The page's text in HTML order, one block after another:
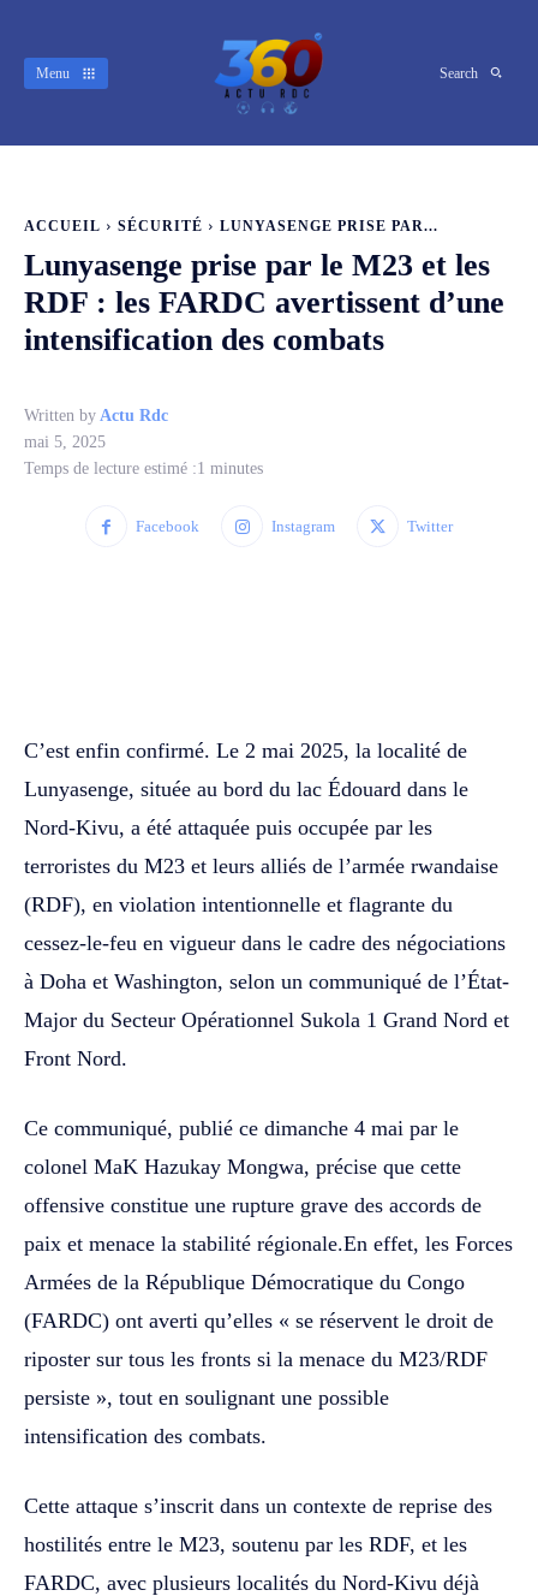
Menu Search
ACCUEIL SÉCURITÉ LUNYASENGE PRISE PAR...
Lunyasenge prise par le M23 et les
RDF : les FARDC avertissent d’une
intensification des combats
Written by Actu Rdc
mai 5, 2025
Temps de lecture estimé :1 minutes
Facebook Instagram Twitter
C’est enfin confirmé. Le 2 mai 2025, la localité de
Lunyasenge, située au bord du lac Édouard dans le
Nord-Kivu, a été attaquée puis occupée par les
terroristes du M23 et leurs alliés de l’armée rwandaise
(RDF), en violation intentionnelle et flagrante du
cessez-le-feu en vigueur dans le cadre des négociations
à Doha et Washington, selon un communiqué de l’État-
Major du Secteur Opérationnel Sukola 1 Grand Nord et
Front Nord.
Ce communiqué, publié ce dimanche 4 mai par le
colonel MaK Hazukay Mongwa, précise que cette
offensive constitue une rupture grave des accords de
paix et menace la stabilité régionale.En effet, les Forces
Armées de la République Démocratique du Congo
(FARDC) ont averti qu’elles « se réservent le droit de
riposter sur tous les fronts si la menace du M23/RDF
persiste », tout en soulignant une possible
intensification des combats.
Cette attaque s’inscrit dans un contexte de reprise des
hostilités entre le M23, soutenu par les RDF, et les
FARDC, avec plusieurs localités du Nord-Kivu déjà